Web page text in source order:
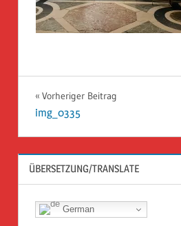
Beitragsnavigation
Vorheriger Beitrag
img_0335
ÜBERSETZUNG/TRANSLATE
German